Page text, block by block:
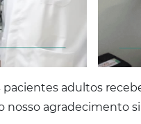
adultos
agradecimento